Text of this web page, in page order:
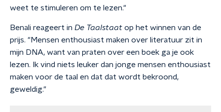
weet te stimuleren om te lezen."
Benali reageert in De Taalstaat op het winnen van de
prijs. "Mensen enthousiast maken over literatuur zit in
mijn DNA, want van praten over een boek ga je ook
lezen. Ik vind niets leuker dan jonge mensen enthousiast
maken voor de taal en dat dat wordt bekroond,
geweldig."